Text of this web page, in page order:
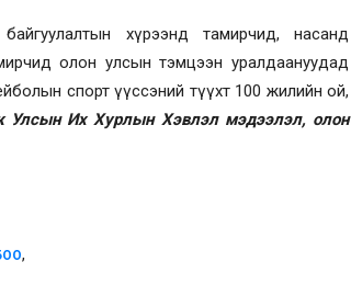
хүрээнд тамирчид, насанд
олон улсын тэмцээн уралдаануудад
спорт үүссэний түүхт 100 жилийн ой,
Улсын Их Хурлын Хэвлэл мэдээлэл, олон
,